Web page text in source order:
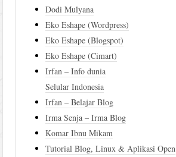
Dodi Mulyana
Eko Eshape (Wordpress)
Eko Eshape (Blogspot)
Eko Eshape (Cimart)
Irfan – Info dunia
Selular Indonesia
Irfan – Belajar Blog
Irma Senja – Irma Blog
Komar Ibnu Mikam
Tutorial Blog, Linux & Aplikasi Open